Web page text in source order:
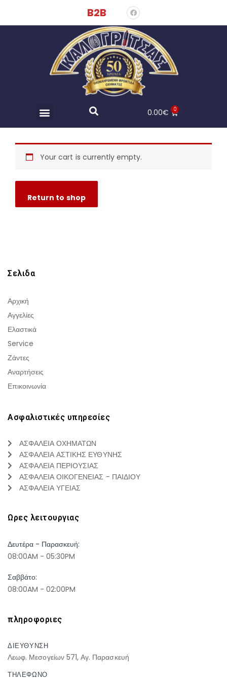
B2B
0.00€ 0
Your cart is currently empty.
Return to shop
Σελιδα
Αρχική
Αγγελίες
Ελαστικά
Service
Ζάντες
Αναρτήσεις
Επικοινωνία
Ασφαλιστικές υπηρεσίες
ΑΣΦΑΛΕΙΑ ΟΧΗΜΑΤΩΝ
ΑΣΦΑΛΕΙΑ ΑΣΤΙΚΗΣ ΕΥΘΥΝΗΣ
ΑΣΦΑΛΕΙΑ ΠΕΡΙΟΥΣΙΑΣ
ΑΣΦΑΛΕΙΑ ΟΙΚΟΓΕΝΕΙΑΣ - ΠΑΙΔΙΟΥ
ΑΣΦΑΛΕΙΑ ΥΓΕΙΑΣ
Ωρες λειτουργιας
Δευτέρα - Παρασκευή:
08:00AM - 05:30PM
Σαββάτο:
08:00AM - 02:00PM
πληροφοριες
ΔΙΕΥΘΥΝΣΗ
Λεωφ. Μεσογείων 571, Αγ. Παρασκευή
ΤΗΛΕΦΩΝΟ